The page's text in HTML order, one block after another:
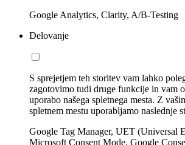
Google Analytics, Clarity, A/B-Testing
Delovanje
S sprejetjem teh storitev vam lahko
zagotovimo tudi druge funkcije in vam
uporabo našega spletnega mesta. Z
spletnem mestu uporabljamo naslednje
Google Tag Manager, UET (Universal
Microsoft Consent Mode, Google